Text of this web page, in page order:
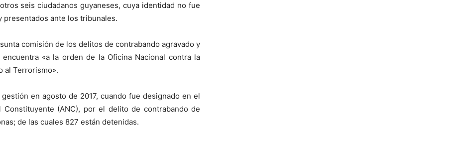
seis ciudadanos guyaneses, cuya identidad no fue
ante los tribunales.
comisión de los delitos de contrabando agravado y
«a la orden de la Oficina Nacional contra la
al Terrorismo».
en agosto de 2017, cuando fue designado en el
Constituyente (ANC), por el delito de contrabando de
de las cuales 827 están detenidas.